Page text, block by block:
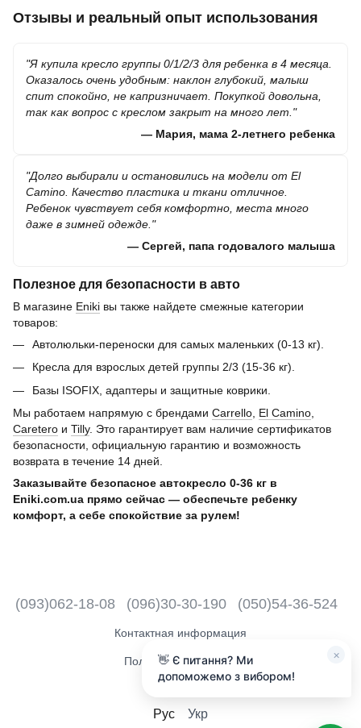
Отзывы и реальный опыт использования
"Я купила кресло группы 0/1/2/3 для ребенка в 4 месяца.
Оказалось очень удобным: наклон глубокий, малыш
спит спокойно, не капризничает. Покупкой довольна,
так как вопрос с креслом закрыт на много лет."
— Мария, мама 2-летнего ребенка
"Долго выбирали и остановились на модели от El
Camino. Качество пластика и ткани отличное.
Ребенок чувствует себя комфортно, места много
даже в зимней одежде."
— Сергей, папа годовалого малыша
Полезное для безопасности в авто
В магазине Eniki вы также найдете смежные категории
товаров:
Автолюльки-переноски для самых маленьких (0-13 кг).
Кресла для взрослых детей группы 2/3 (15-36 кг).
Базы ISOFIX, адаптеры и защитные коврики.
Мы работаем напрямую с брендами Carrello El Camino
Caretero и Tilly. Это гарантирует вам наличие сертификатов
безопасности, официальную гарантию и возможность
возврата в течение 14 дней.
Заказывайте безопасное автокресло 0-36 кг в
Eniki.com.ua прямо сейчас — обеспечьте ребенку
комфорт, а себе спокойствие за рулем!
(093)062-18-08 (096)30-30-190 (050)54-36-524
Контактная информация
Полная версия сайта
Рус Укр
×
👋 Є питання? Ми
допоможемо з вибором!